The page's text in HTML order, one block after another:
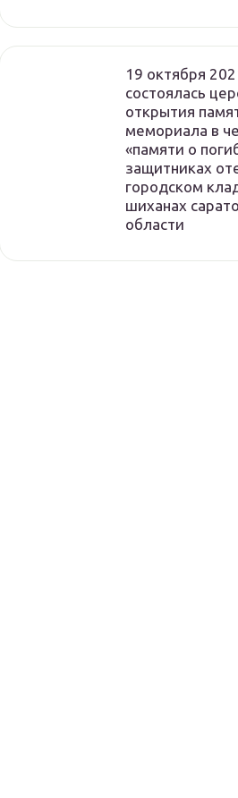
19 октября
состоялась
открытия
мемориала в
«памяти о
защитниках
городском
шиханах
области